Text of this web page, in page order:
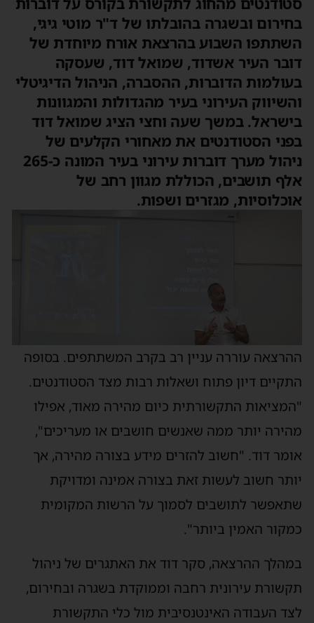
בחירום ובשגרה בהובלתו של ד"ר מוטי גיגי,
השתתפו השבוע בהרצאת אורח מיוחדת של
דובר העיר אשדוד, שמואל דוד, שעסקה
בעולמות הדוברות, ההסברה, הניהול הדיגיטלי
והשיווק העירוני בעיר מהגדולות והמגוונות
בישראל. במשך שעה וחצי הציג שמואל דוד
בפני הסטודנטים את מאחורי הקלעים של
ניהול מערך דוברות עירוני בעיר המונה כ-265
אלף תושבים, הכוללת מגוון רחב של
אוכלוסיות, מגזרים ושפות.
ההרצאה עוררה עניין רב בקרב המשתתפים. בסופה
התקיים דיון פתוח ושאלות רבות מצד הסטודנטים.
"המציאות התקשורתית כיום מהירה מאוד, אפילו
מהירה יותר ממה שאנשים חושבים או מעריכים",
אומר דוד. "חשוב להזרים מידע בצורה מהירה, אך
יותר חשוב לעשות זאת בצורה אמינה ומדויקת
שתאפשר לתושבים לסמוך על הרשות המקומית
כמקור האמין ביותר".
במהלך ההרצאה, סקר דוד את האתגרים של ניהול
תקשורת עירונית רחבה וממוקדת בשגרה ובחירום,
לצד העבודה האינטנסיבית מול כלי התקשורת